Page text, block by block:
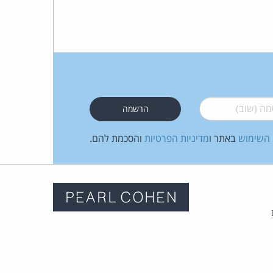
(שוב)*
השימוש באתר ומדיניות הפרטיות והסכמת להם.